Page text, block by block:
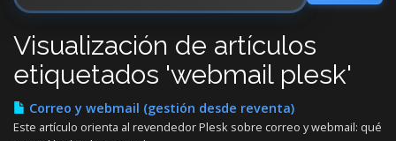
Visualización de artículos
etiquetados 'webmail plesk'
Correo y webmail (gestión desde reventa)
Este artículo orienta al revendedor Plesk sobre correo y webmail: qué